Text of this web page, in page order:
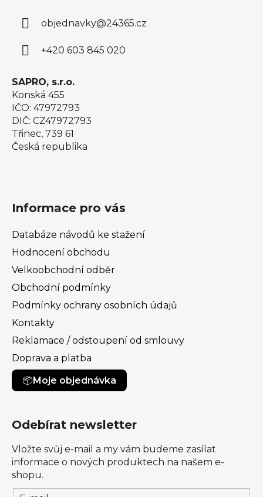
objednavky@24365.cz
+420 603 845 020
SAPRO, s.r.o.
Konská 455
IČO: 47972793
DIČ: CZ47972793
Třinec, 739 61
Česká republika
Informace pro vás
Databáze návodů ke stažení
Hodnocení obchodu
Velkoobchodní odběr
Obchodní podmínky
Podmínky ochrany osobních údajů
Kontakty
Reklamace / odstoupení od smlouvy
Doprava a platba
Moje objednávka
Odebírat newsletter
Vložte svůj e-mail a my vám budeme zasílat
informace o nových produktech na našem e-
shopu.